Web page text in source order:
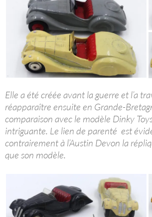
Elle a été créée avant la guerre et l’a
réapparaître ensuite en Grande-
comparaison avec le modèle Dinky
intriguante. Le lien de parenté est
contrairement à l’Austin Devon la
que son modèle.